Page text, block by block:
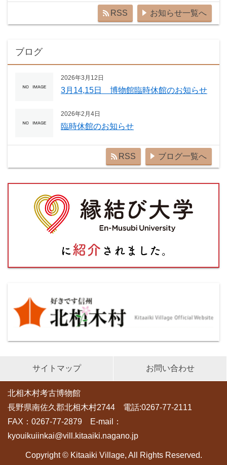
RSS お知らせ一覧へ
ブログ
2026年3月12日
3月14,15日 博物館臨時休館のお知らせ
2026年2月4日
臨時休館のお知らせ
RSS ブログ一覧へ
サイトマップ お問い合わせ
北相木村考古博物館
長野県南佐久郡北相木村2744 電話:0267-77-2111
FAX：0267-77-2879 E-mail：
kyouikuiinkai@vill.kitaaiki.nagano.jp
Copyright © Kitaaiki Village, All Rights Reserved.